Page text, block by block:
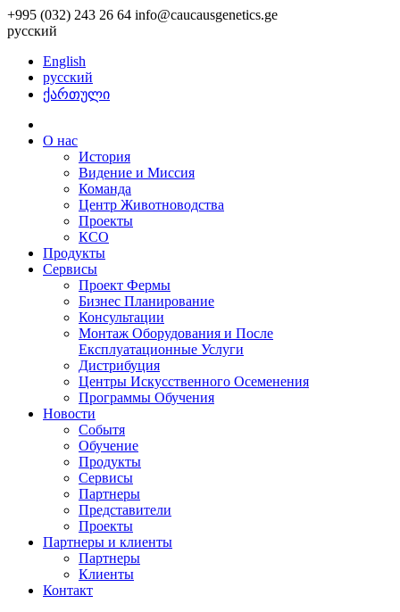
+995 (032) 243 26 64 info@caucausgenetics.ge
русский
English
русский
ქართული
О нас
История
Видение и Миссия
Команда
Центр Животноводства
Проекты
КCО
Продукты
Сервисы
Проект Фермы
Бизнес Планирование
Консультации
Монтаж Оборудования и После
Експлуатационные Услуги
Дистрибуция
Центры Искусственного Осеменения
Программы Обучения
Новости
Событя
Обучение
Продукты
Сервисы
Партнеры
Представители
Проекты
Партнеры и клиенты
Партнеры
Клиенты
Контакт